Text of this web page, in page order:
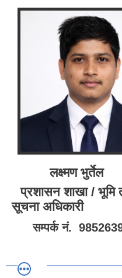
लक्ष्मण भुर्तेल
प्रशासन शाखा / भूमि
सूचना अधिकारी
सम्पर्क नं.